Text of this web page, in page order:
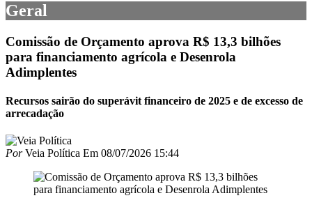
Geral
Comissão de Orçamento aprova R$ 13,3 bilhões
para financiamento agrícola e Desenrola
Adimplentes
Recursos sairão do superávit financeiro de 2025 e de excesso de
arrecadação
PorVeia Política Em 08/07/2026 15:44